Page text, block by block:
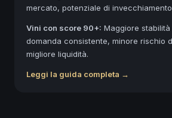
mercato, potenziale di
Vini con score 90+: Maggiore
domanda consistente, minore rischio
migliore liquidità.
Leggi la guida completa →